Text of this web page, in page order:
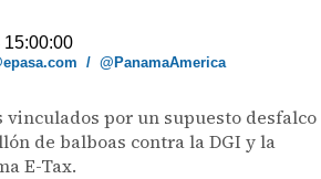
15:00:00
/@PanamaAmerica
vinculados por un supuesto desfalco
de balboas contra la DGI y la
E-Tax.